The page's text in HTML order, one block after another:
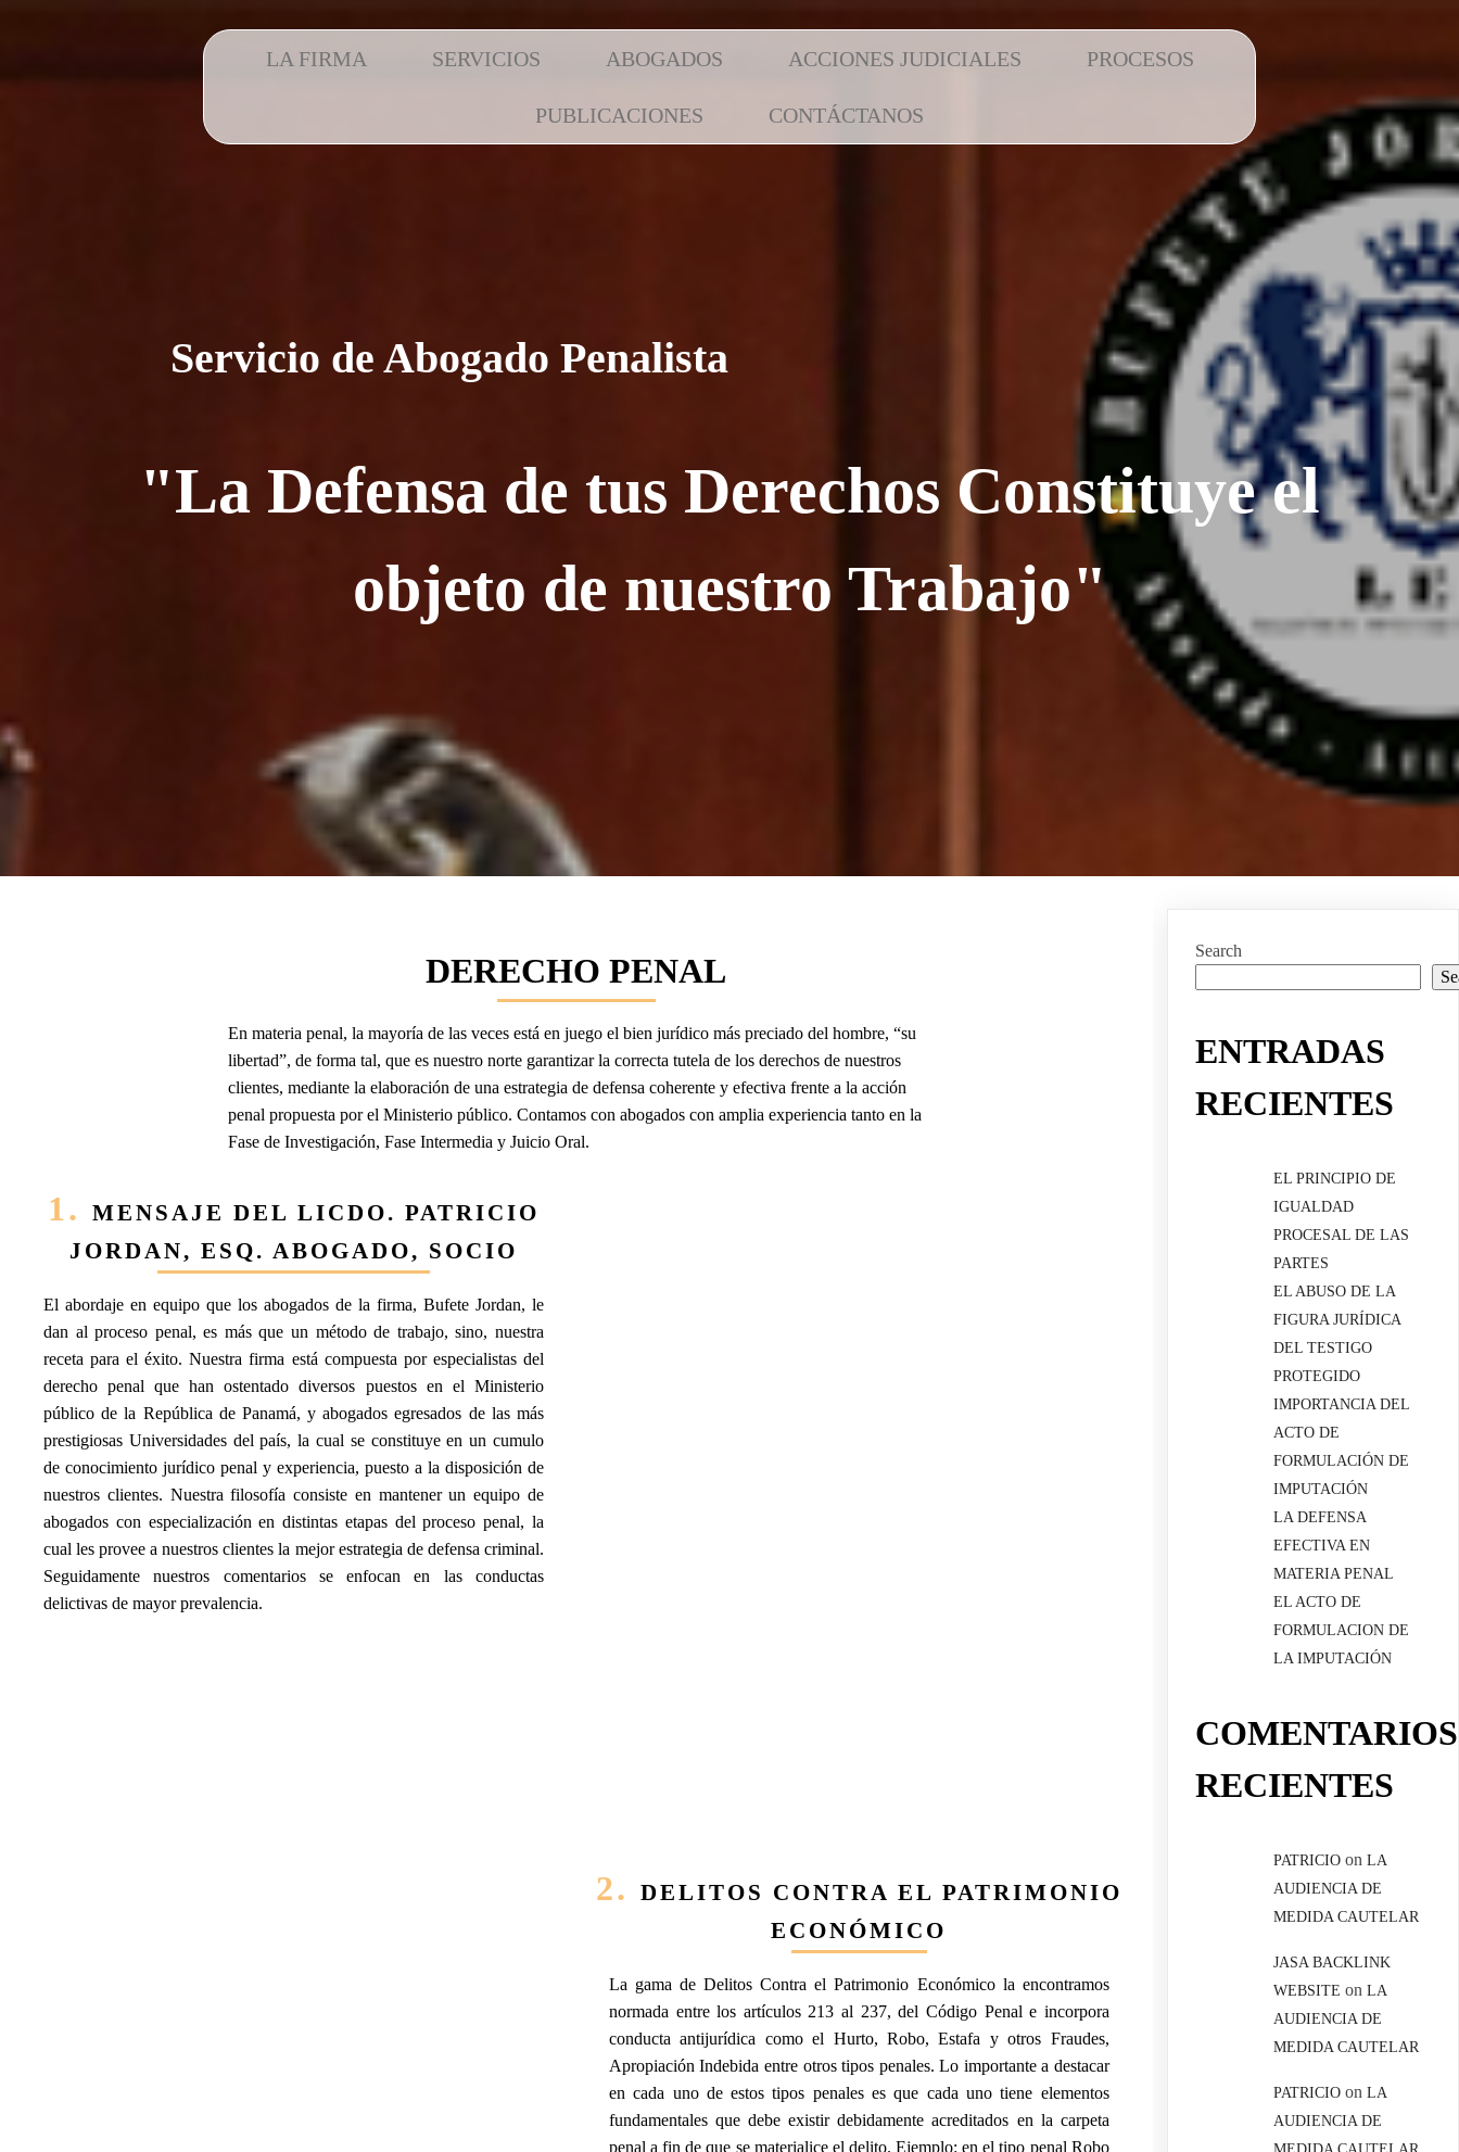
LA FIRMA SERVICIOS ABOGADOS ACCIONES JUDICIALES PROCESOS
PUBLICACIONES CONTÁCTANOS
Servicio de Abogado Penalista
"La Defensa de tus Derechos Constituye el
objeto de nuestro Trabajo"
DERECHO PENAL
En materia penal, la mayoría de las veces está en juego el bien jurídico más preciado del hombre, “su
libertad”, de forma tal, que es nuestro norte garantizar la correcta tutela de los derechos de nuestros
clientes, mediante la elaboración de una estrategia de defensa coherente y efectiva frente a la acción
penal propuesta por el Ministerio público. Contamos con abogados con amplia experiencia tanto en la
Fase de Investigación, Fase Intermedia y Juicio Oral.
1.
MENSAJE DEL LICDO. PATRICIO
JORDAN, ESQ. ABOGADO, SOCIO
El abordaje en equipo que los abogados de la firma, Bufete Jordan, le
dan al proceso penal, es más que un método de trabajo, sino, nuestra
receta para el éxito. Nuestra firma está compuesta por especialistas del
derecho penal que han ostentado diversos puestos en el Ministerio
público de la República de Panamá, y abogados egresados de las más
prestigiosas Universidades del país, la cual se constituye en un cumulo
de conocimiento jurídico penal y experiencia, puesto a la disposición de
nuestros clientes. Nuestra filosofía consiste en mantener un equipo de
abogados con especialización en distintas etapas del proceso penal, la
cual les provee a nuestros clientes la mejor estrategia de defensa criminal.
Seguidamente nuestros comentarios se enfocan en las conductas
delictivas de mayor prevalencia.
2.
DELITOS CONTRA EL PATRIMONIO
ECONÓMICO
La gama de Delitos Contra el Patrimonio Económico la encontramos
normada entre los artículos 213 al 237, del Código Penal e incorpora
conducta antijurídica como el Hurto, Robo, Estafa y otros Fraudes,
Apropiación Indebida entre otros tipos penales. Lo importante a destacar
en cada uno de estos tipos penales es que cada uno tiene elementos
fundamentales que debe existir debidamente acreditados en la carpeta
penal a fin de que se materialice el delito. Ejemplo: en el tipo penal Robo
Search
ENTRADAS
RECIENTES
EL PRINCIPIO DE
IGUALDAD
PROCESAL DE LAS
PARTES
EL ABUSO DE LA
FIGURA JURÍDICA
DEL TESTIGO
PROTEGIDO
IMPORTANCIA DEL
ACTO DE
FORMULACIÓN DE
IMPUTACIÓN
LA DEFENSA
EFECTIVA EN
MATERIA PENAL
EL ACTO DE
FORMULACION DE
LA IMPUTACIÓN
COMENTARIOS
RECIENTES
PATRICIO onLA
AUDIENCIA DE
MEDIDA CAUTELAR
JASA BACKLINK
WEBSITE onLA
AUDIENCIA DE
MEDIDA CAUTELAR
PATRICIO onLA
AUDIENCIA DE